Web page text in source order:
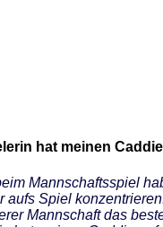
hat meinen
Mannschaftsspiel
aufs Spiel
Mannschaft das